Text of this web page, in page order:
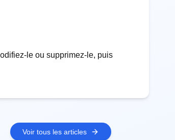
le ou supprimez-le, puis
Voir tous les articles